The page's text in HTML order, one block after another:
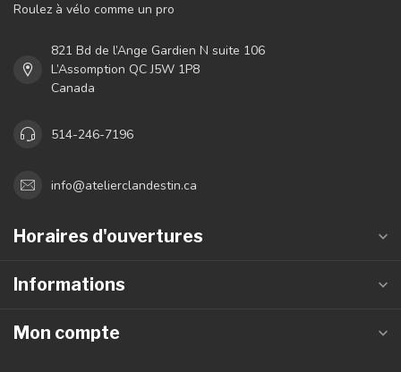
Roulez à vélo comme un pro
821 Bd de l’Ange Gardien N suite 106
L’Assomption QC J5W 1P8
Canada
514-246-7196
info@atelierclandestin.ca
Horaires d'ouvertures
Informations
Mon compte